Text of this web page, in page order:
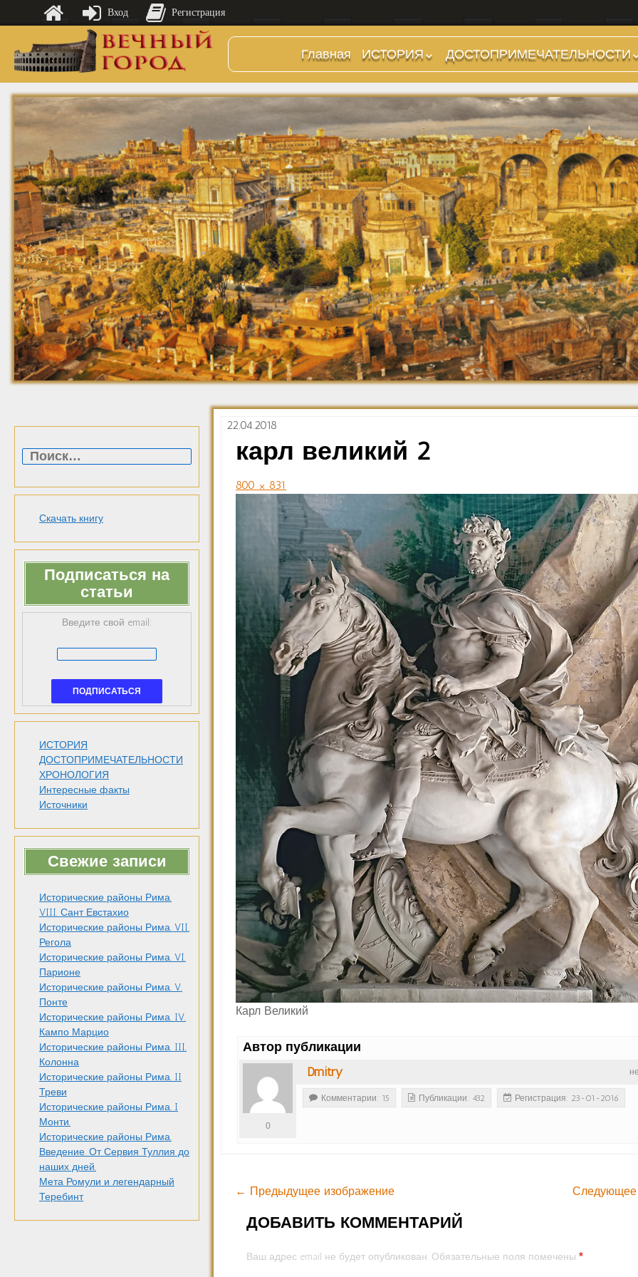
Главная
ИСТОРИЯ
Предыстория
Царский период
(753-509 гг до н.э.)
Ранняя Республика
(509-265 гг до н.э.)
Поздняя Республика
(264-27 гг до н.э.)
Империя. Принципат
(27 г до н.э. — 284 г
н.э.)
Империя. Доминат
(284-476 гг)
Темные Века. Готы
Темные Века.
Экзархат
Средневековье
Возрождение и
Барокко
ДОСТОПРИМЕЧАТЕЛЬНОСТИ
Холмы и остров.
Районы
Форумы, Площади,
Дороги
Стадионы, Термы
Музеи
Дохристианские
храмы
Христианские храмы,
базилики etc.
Дворцы
Арки, колонны и
обелиски
Фонтаны
Скачать книгу
Подписаться на
статьи
Введите свой email:
ИСТОРИЯ
ДОСТОПРИМЕЧАТЕЛЬНОСТИ
ХРОНОЛОГИЯ
Интересные факты
Источники
Свежие записи
Исторические районы Рима.
VIII. Сант Евстахио
Исторические районы Рима. VII.
Регола
Исторические районы Рима. VI.
Парионе
Исторические районы Рима. V.
Понте
Исторические районы Рима. IV.
Кампо Марцио
Исторические районы Рима. III.
Колонна
Исторические районы Рима. II
Треви
Исторические районы Рима. I
Монти.
Исторические районы Рима.
Введение. От Сервия Туллия до
наших дней.
Мета Ромули и легендарный
Теребинт
22.04.2018
карл великий 2
800 × 831
Карл Великий
Автор публикации
Dmitry
0
Комментарии: 15 Публикации: 432 Регистрация: 23-01-2016
← Предыдущее изображение Следующее
ДОБАВИТЬ КОММЕНТАРИЙ
Ваш адрес email не будет опубликован. Обязательные поля помечены*
Вход Регистрация